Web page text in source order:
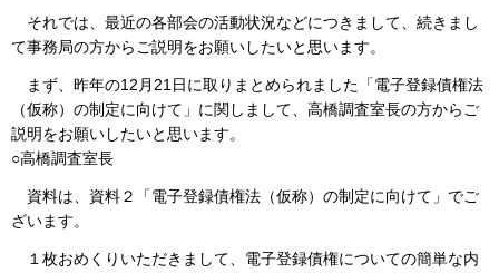
それでは、最近の各部会の活動状況などにつきまして、続きまし
て事務局の方からご説明をお願いしたいと思います。
まず、昨年の12月21日に取りまとめられました「電子登録債権法
（仮称）の制定に向けて」に関しまして、高橋調査室長の方からご
説明をお願いしたいと思います。
○高橋調査室長
資料は、資料２「電子登録債権法（仮称）の制定に向けて」でご
ざいます。
１枚おめくりいただきまして、電子登録債権についての簡単な内